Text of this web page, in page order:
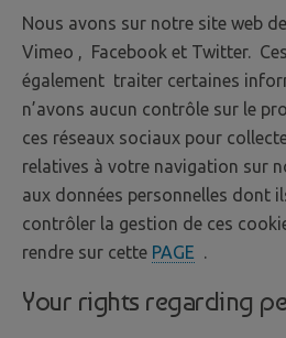
Nous avons sur notre site web
Vimeo , Facebook et Twitter.
également traiter certaines
n’avons aucun contrôle sur le
ces réseaux sociaux pour
relatives à votre navigation sur
aux données personnelles dont
contrôler la gestion de ces
rendre sur cette PAGE .
Your rights regarding